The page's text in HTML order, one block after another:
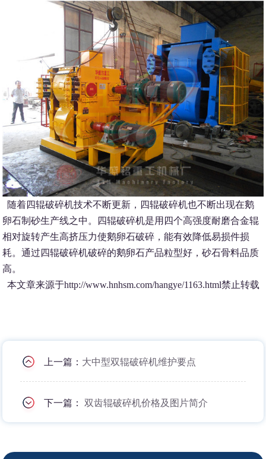
随着四辊破碎机技术不断更新，四辊破碎机也不断出现在鹅
卵石制砂生产线之中。四辊破碎机是用四个高强度耐磨合金辊
相对旋转产生高挤压力使鹅卵石破碎，能有效降低易损件损
耗。通过四辊破碎机破碎的鹅卵石产品粒型好，砂石骨料品质
高。
本文章来源于http://www.hnhsm.com/hangye/1163.html禁止转载
上一篇： 大中型双辊破碎机维护要点
下一篇：双齿辊破碎机价格及图片简介